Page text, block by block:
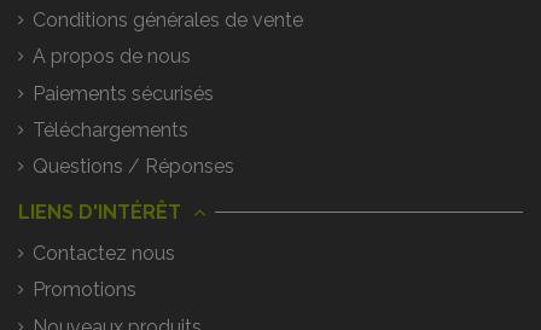
Conditions générales de vente
A propos de nous
Paiements sécurisés
Téléchargements
Questions / Réponses
LIENS D'INTÉRÊT
Contactez nous
Promotions